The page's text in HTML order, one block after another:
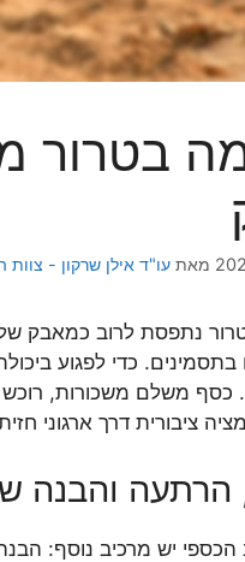
בטרור
מאת עו"ד אילן שרקון - צוות
נתפסת לרוב כמאבק של
כדי לפגוע
כסף משלם משכורות, רוכש
ציבורית דרך
הרתעה והבנה
הכספי יש מרכיב נוסף: